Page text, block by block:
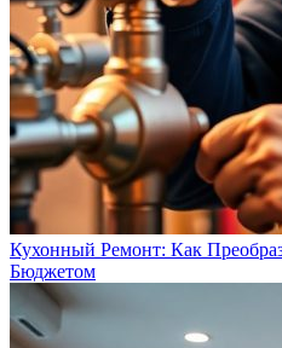
Кухонный Ремонт: Как
Бюджетом